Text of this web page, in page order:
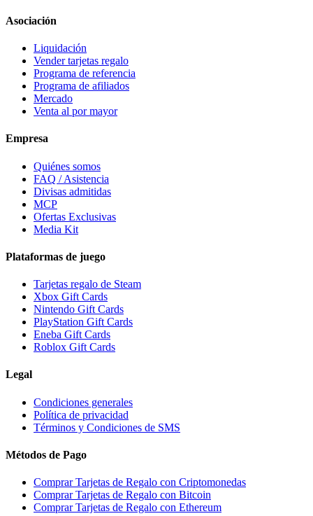
Asociación
Liquidación
Vender tarjetas regalo
Programa de referencia
Programa de afiliados
Mercado
Venta al por mayor
Empresa
Quiénes somos
FAQ / Asistencia
Divisas admitidas
MCP
Ofertas Exclusivas
Media Kit
Plataformas de juego
Tarjetas regalo de Steam
Xbox Gift Cards
Nintendo Gift Cards
PlayStation Gift Cards
Eneba Gift Cards
Roblox Gift Cards
Legal
Condiciones generales
Política de privacidad
Términos y Condiciones de SMS
Métodos de Pago
Comprar Tarjetas de Regalo con Criptomonedas
Comprar Tarjetas de Regalo con Bitcoin
Comprar Tarjetas de Regalo con Ethereum